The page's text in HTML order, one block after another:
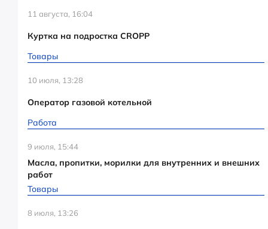
11 августа, 16:04
Куртка на подростка CROPP
Товары
10 июля, 13:28
Оператор газовой котельной
Работа
9 июля, 15:44
Масла, пропитки, морилки для внутренних и внешних
работ
Товары
8 июля, 13:26